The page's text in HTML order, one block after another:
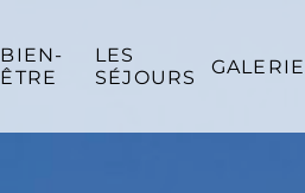
BIEN-
ÊTRE
LES
SÉJOURS
GALERIE